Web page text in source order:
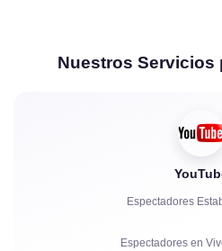
Nuestros Servicios
Espectadores
Espectadores en